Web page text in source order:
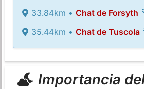
33.84km • Chat de Forsyth
35.44km • Chat de Tuscola
Importancia